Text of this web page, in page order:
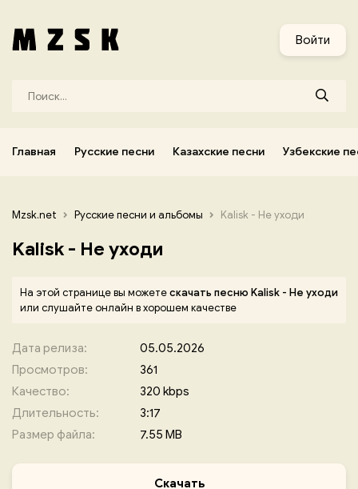
Войти
Главная Русские песни Казахские песни Узбекские
Mzsk.net Русские песни и альбомы Kalisk - Не уходи
Kalisk - Не уходи
На этой странице вы можетескачать песню Kalisk - Не уходи
или слушайте онлайн в хорошем качестве
Дата релиза:
05.05.2026
Просмотров:
361
Качество:
320 kbps
Длительность:
3:17
Размер файла:
7.55 MB
Скачать
Узбекские песни Корейские песни